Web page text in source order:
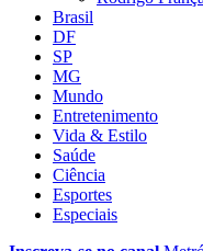
Brasil
DF
SP
MG
Mundo
Entretenimento
Vida & Estilo
Saúde
Ciência
Esportes
Especiais